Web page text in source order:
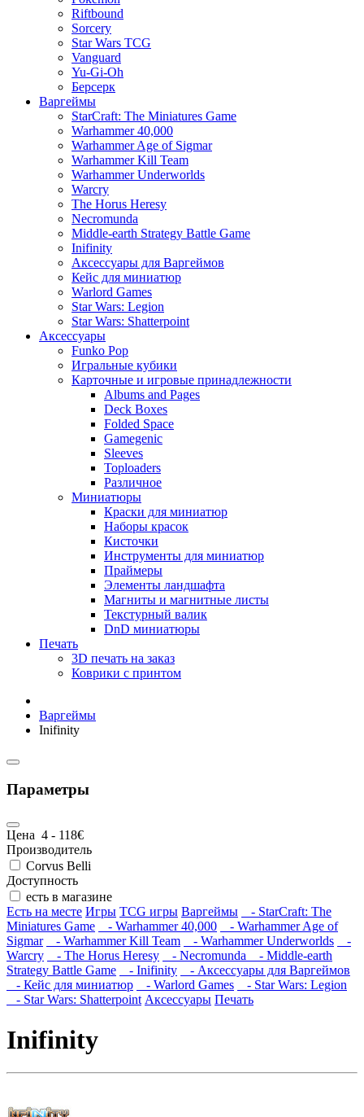
Riftbound
Sorcery
Star Wars TCG
Vanguard
Yu-Gi-Oh
Берсерк
Варгеймы
StarCraft: The Miniatures Game
Warhammer 40,000
Warhammer Age of Sigmar
Warhammer Kill Team
Warhammer Underworlds
Warcry
The Horus Heresy
Necromunda
Middle-earth Strategy Battle Game
Inifinity
Аксессуары для Варгеймов
Кейс для миниатюр
Warlord Games
Star Wars: Legion
Star Wars: Shatterpoint
Аксессуары
Funko Pop
Игральные кубики
Карточные и игровые принадлежности
Albums and Pages
Deck Boxes
Folded Space
Gamegenic
Sleeves
Toploaders
Различное
Миниатюры
Краски для миниатюр
Наборы красок
Кисточки
Инструменты для миниатюр
Праймеры
Элементы ландшафта
Магниты и магнитные листы
Текстурный валик
DnD миниатюры
Печать
3D печать на заказ
Коврики с принтом
Варгеймы
Inifinity
Параметры
Цена 4 - 118€
Производитель
Corvus Belli
Доступность
есть в магазине
Есть на месте Игры TCG игры Варгеймы
- StarCraft: The
Miniatures Game
- Warhammer 40,000
- Warhammer Age of
Sigmar
- Warhammer Kill Team - Warhammer Underworlds
-
Warcry
- The Horus Heresy - Necromunda
- Middle-earth
Strategy Battle Game
- Inifinity
- Аксессуары для Варгеймов
- Кейс для миниатюр
- Warlord Games
- Star Wars: Legion
- Star Wars: Shatterpoint Аксессуары Печать
Inifinity